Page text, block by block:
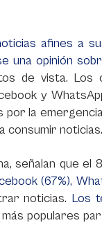
afines a
una opinión
de vista. Los
y
la
consumir noticias.
señalan que el
(67%),
noticias. Los
populares